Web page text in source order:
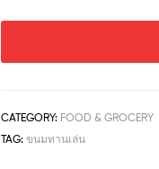
CATEGORY: FOOD & GROCERY
TAG:ขนมทานเล่น